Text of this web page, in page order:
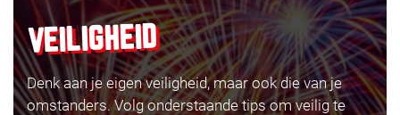
VEILIGHEID
Denk aan je eigen veiligheid, maar ook die van je
omstanders. Volg onderstaande tips om veilig te